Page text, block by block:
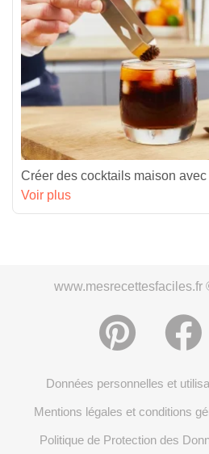
Créer des cocktails maison
Voir plus
www.mesrecettesfaciles.fr
Données personnelles et
Mentions légales et conditions
Politique de Protection des